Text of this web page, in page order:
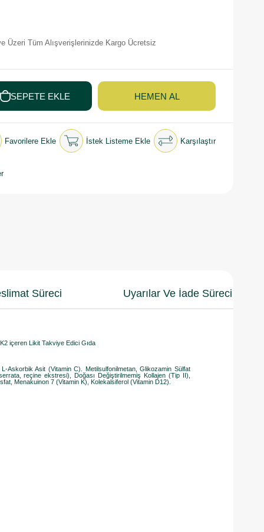
Üzeri Tüm Alışverişlerinizde Kargo Ücretsiz
Favorilere Ekle İstek Listeme Ekle Karşılaştır
Süreci Uyarılar Ve İade Süreci
içeren Likit Takviye Edici Gıda
Askorbik Asit (Vitamin C). Metilsulfonilmetan, Glikozamin Sülfat
reçine ekstresi), Doğası Değiştirilmemiş Kollajen (Tip II),
Menakuinon 7 (Vitamin K), Kolekalsiferol (Vitamin D12).